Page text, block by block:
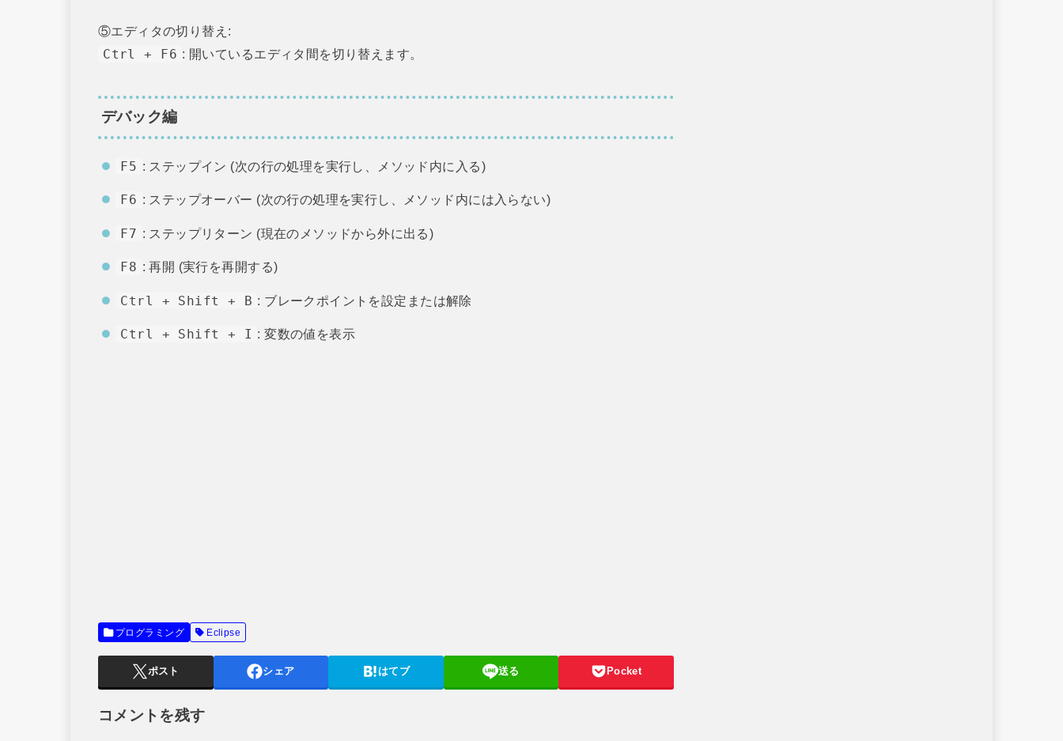
⑤エディタの切り替え:
Ctrl + F6 : 開いているエディタ間を切り替えます。
デバック編
F5 : ステップイン (次の行の処理を実行し、メソッド内に入る)
F6 : ステップオーバー (次の行の処理を実行し、メソッド内には入らない)
F7 : ステップリターン (現在のメソッドから外に出る)
F8 : 再開 (実行を再開する)
Ctrl + Shift + B : ブレークポイントを設定または解除
Ctrl + Shift + I : 変数の値を表示
プログラミング Eclipse
ポスト シェア はてブ 送る Pocket
コメントを残す